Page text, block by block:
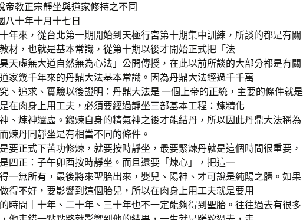
帝教正宗靜坐與道家修持之不同
八十年十月十七日
年來，從台北第一期開始到天極行宮第十期集中訓練，所談的都是有關
材，也就是基本常識，從第十期以後才開始正式把「法
天虛無大道自然無為心法」公開傳授，在此以前所談的大部分都是有關
家幾千年來的丹鼎大法基本常識。因為丹鼎大法經過千千萬
、追求、實驗以後證明：丹鼎大法是 一個上帝的正統，主要的條件就是
在肉身上用工夫，必須要經過靜坐三部基本工程：煉精化
、煉神還虛。鍛煉自身的精氣神之後才能結丹，所以因此丹鼎大法稱為
而煉丹同靜坐是有相當不同的條件。
是要正式下苦功修煉，就要按時靜坐，最要緊煉丹就是這個時間很重要，
是四正：子午卯酉按時靜坐。而且還要「煉心」，把這一
一無所有，最後將來聖胎出來，嬰兒、陽神、才可說是純陽之體。如果
得不好，要影響到這個胎兒，所以在肉身上用工夫就是要用
時間｜十年、二十年、三十年也不一定能夠得到聖胎。往往過去有很多